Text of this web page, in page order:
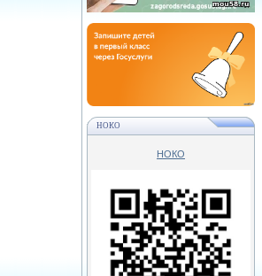
НОКО
НОКО